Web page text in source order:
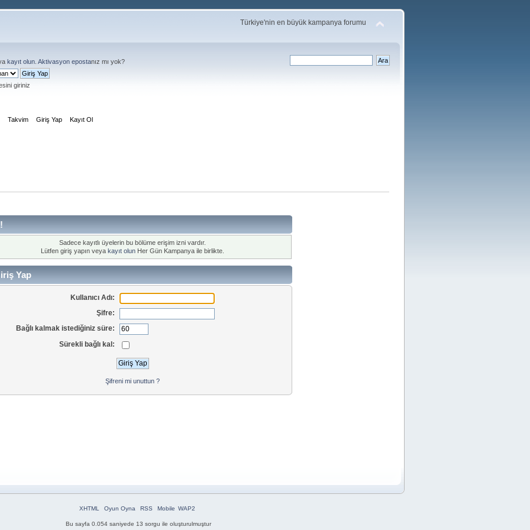
Türkiye'nin en büyük kampanya forumu
kayıt olun Aktivasyon epostanız mı yok?
giriniz
Takvim Giriş Yap Kayıt Ol
Sadece kayıtlı üyelerin bu bölüme erişim izni vardır.
Lütfen giriş yapın veya kayıt olun Her Gün Kampanya ile birlikte.
Yap
Kullanıcı Adı:
Şifre:
Bağlı kalmak istediğiniz süre:
Sürekli bağlı kal:
Şifreni mi unuttun ?
XHTML Oyun Oyna RSS Mobile WAP2
Bu sayfa 0.054 saniyede 13 sorgu ile oluşturulmuştur